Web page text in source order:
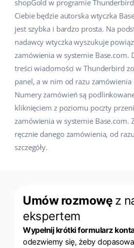
Sprzedaż na marketplace
Automatyzacja procesów
Zarządzanie wysyłką
Automatyzacja cen
AI dla e-commerce
Responso
Base Analytics
Dom i ogród
Dziecko
Elektronika
Motoryzacja
Supermarket
Zdrowie i uroda
Moda
Pomoc
Akademia
Wdrożenia systemu
Konsultacje i szkolenia
Audyt konta
Inne
Case Study
english (US)
english (GB)
english (IN)
deutsch
Ελληνικά
español (AR)
Italiano
polski
shopGold w programie
Ciebie będzie autorska wtyczka
jest szybka i bardzo prosta. Na
nadawcy wtyczka wyszukuje
zamówienia w systemie Base.com.
treści wiadomości w Thunderbird
panel, a w nim od razu zamówienia
Numery zamówień są
kliknięciem z poziomu poczty
zamówienia w systemie Base.com.
ręcznie danego zamówienia, od
szczegóły.
Umów rozmowę z
ekspertem
Wypełnij krótki formularz
odezwiemy się, żeby